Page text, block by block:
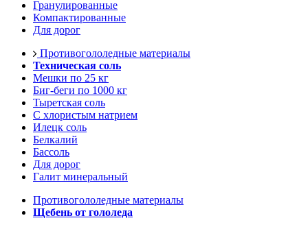
Гранулированные
Компактированные
Для дорог
Противогололедные материалы
Техническая соль
Мешки по 25 кг
Биг-беги по 1000 кг
Тыретская соль
С хлористым натрием
Илецк соль
Белкалий
Бассоль
Для дорог
Галит минеральный
Противогололедные материалы
Щебень от гололеда